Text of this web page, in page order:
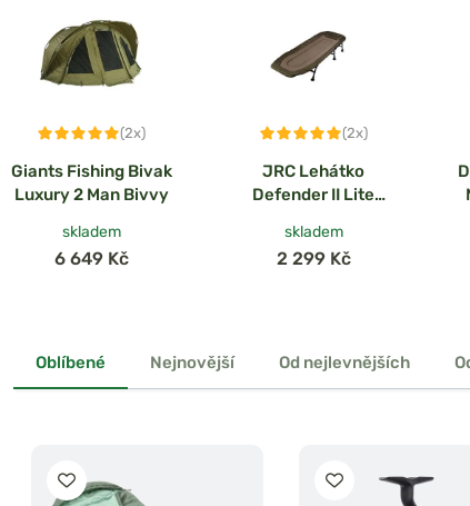
(2x)
Giants Fishing Bivak
Luxury 2 Man Bivvy
skladem
6 649 Kč
(2x)
JRC Lehátko
Defender II Lite
skladem
2 299 Kč
Oblíbené Nejnovější Od nejlevnějších